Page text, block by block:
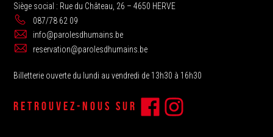
Siège social : Rue du Château, 26 – 4650 HERVE
087/78 62 09
info@parolesdhumains.be
reservation@parolesdhumains.be
Billetterie ouverte du lundi au vendredi de 13h30 à 16h30
RETROUVEZ-NOUS SUR